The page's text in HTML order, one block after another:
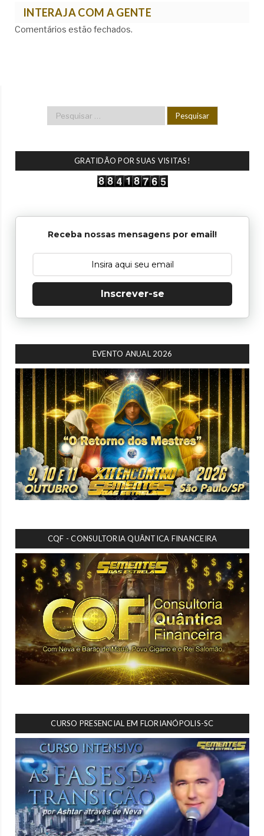
INTERAJA COM A GENTE
Comentários estão fechados.
GRATIDÃO POR SUAS VISITAS!
Receba nossas mensagens por email!
Inscrever-se
EVENTO ANUAL 2026
CQF - CONSULTORIA QUÂNTICA FINANCEIRA
CURSO PRESENCIAL EM FLORIANÓPOLIS-SC